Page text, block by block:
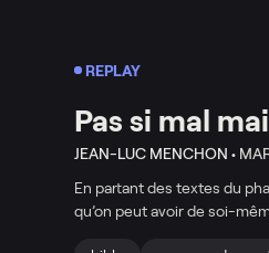
REPLAY
Pas si mal
JEAN-LUC MENCHON •
En partant des textes du
qu’on peut avoir de soi-